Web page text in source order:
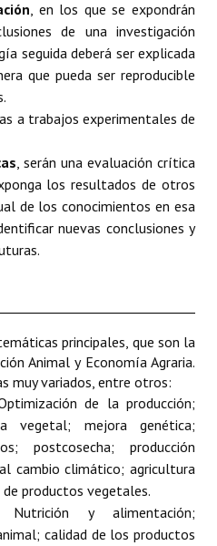
, en los que se expondrán
de una investigación
seguida deberá ser explicada
que pueda ser reproducible
a trabajos experimentales de
, serán una evaluación crítica
los resultados de otros
de los conocimientos en esa
nuevas conclusiones y
principales, que son la
Animal y Economía Agraria.
muy variados, entre otros:
de la producción;
vegetal; mejora genética;
postcosecha; producción
cambio climático; agricultura
productos vegetales.
y alimentación;
calidad de los productos